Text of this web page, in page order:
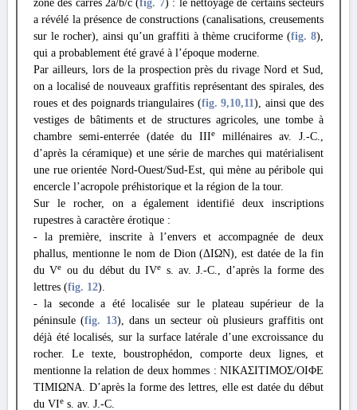
zone des carrés 2a/b/c (fig. 7) : le nettoyage de certains secteurs
a révélé la présence de constructions (canalisations, creusements
sur le rocher), ainsi qu’un graffiti à thème cruciforme (fig. 8),
qui a probablement été gravé à l’époque moderne.
Par ailleurs, lors de la prospection près du rivage Nord et Sud,
on a localisé de nouveaux graffitis représentant des spirales, des
roues et des poignards triangulaires (fig. 9,10,11), ainsi que des
vestiges de bâtiments et de structures agricoles, une tombe à
chambre semi-enterrée (datée du IIIe
millénaires av. J.-C.,
d’après la céramique) et une série de marches qui matérialisent
une rue orientée Nord-Ouest/Sud-Est, qui mène au péribole qui
encercle l’acropole préhistorique et la région de la tour.
Sur le rocher, on a également identifié deux inscriptions
rupestres à caractère érotique :
- la première, inscrite à l’envers et accompagnée de deux
phallus, mentionne le nom de Dion (ΔΙΩΝ), est datée de la fin
du Ve ou du début du IVe
s. av. J.-C., d’après la forme des
lettres (fig. 12).
- la seconde a été localisée sur le plateau supérieur de la
péninsule (fig. 13), dans un secteur où plusieurs graffitis ont
déjà été localisés, sur la surface latérale d’une excroissance du
rocher. Le texte, boustrophédon, comporte deux lignes, et
mentionne la relation de deux hommes : ΝΙΚΑΣΙΤΙΜΟΣ/ΟΙΦΕ
ΤΙΜΙΩΝΑ. D’après la forme des lettres, elle est datée du début
du VIe s. av. J.-C.